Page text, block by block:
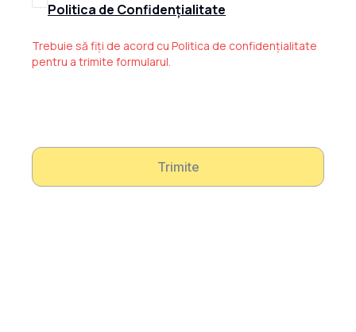
Politica de Confidențialitate
Trebuie să fiți de acord cu Politica de confidențialitate
pentru a trimite formularul.
Trimite